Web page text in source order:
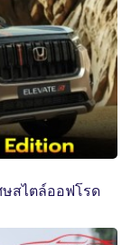
ษสไตล์ออฟโรด